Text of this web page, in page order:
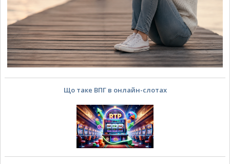
Що таке ВПГ в онлайн-слотах